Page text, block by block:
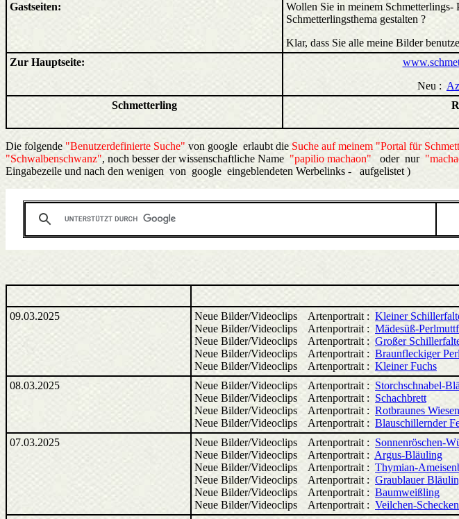
Gastseiten:
Wollen Sie in meinem Schmetterlings-
Schmetterlingsthema gestalten ?
Klar, dass Sie alle meine Bilder
Zur Hauptseite:
Neu :
Schmetterling
Die folgende "Benutzerdefinierte Suche" von google erlaubt die Suche auf meinem "Portal für
"Schwalbenschwanz", noch besser der wissenschaftliche Name "papilio machaon" oder nur
Eingabezeile und nach den wenigen von google eingeblendeten Werbelinks - aufgelistet )
09.03.2025 Neue Bilder/Videoclips Artenportrait : Kleiner
Neue Bilder/Videoclips Artenportrait : Mädesüß-
Neue Bilder/Videoclips Artenportrait : Großer
Neue Bilder/Videoclips Artenportrait : Braunfleckiger
Neue Bilder/Videoclips Artenportrait : Kleiner Fuchs
08.03.2025
Neue Bilder/Videoclips Artenportrait : Storchschnabel-
Neue Bilder/Videoclips Artenportrait : Schachbrett
Neue Bilder/Videoclips Artenportrait : Rotbraunes
Neue Bilder/Videoclips Artenportrait : Blauschillernder
07.03.2025
Neue Bilder/Videoclips Artenportrait : Sonnenröschen-
Neue Bilder/Videoclips Artenportrait : Argus-Bläuling
Neue Bilder/Videoclips Artenportrait : Thymian-
Neue Bilder/Videoclips Artenportrait : Graublauer
Neue Bilder/Videoclips Artenportrait : Baumweißling
Neue Bilder/Videoclips Artenportrait : Veilchen-